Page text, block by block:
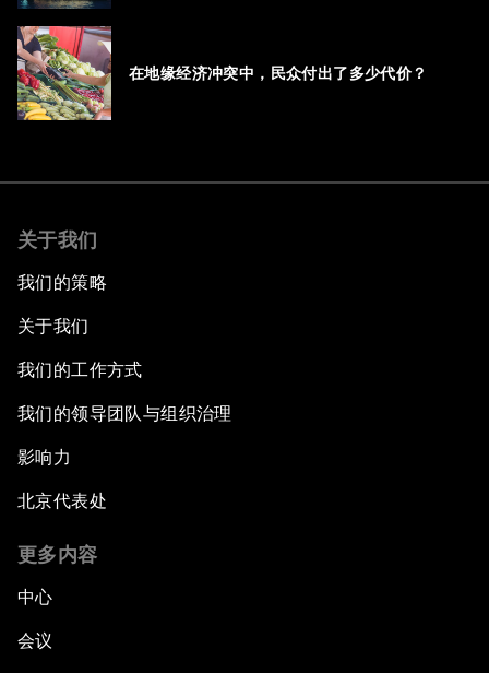
在地缘经济冲突中，民众付出了多少代价？
关于我们
我们的策略
关于我们
我们的工作方式
我们的领导团队与组织治理
影响力
北京代表处
更多内容
中心
会议